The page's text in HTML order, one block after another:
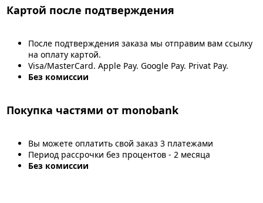
Картой после подтверждения
После подтверждения заказа мы отправим вам ссылку
на оплату картой.
Visa/MasterCard. Apple Pay. Google Pay. Privat Pay.
Без комиссии
Покупка частями от monobank
Вы можете оплатить свой заказ 3 платежами
Период рассрочки без процентов - 2 месяца
Без комиссии